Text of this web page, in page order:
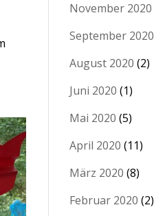
November 2020
September 2020
August 2020 (2)
Juni 2020 (1)
Mai 2020 (5)
April 2020 (11)
März 2020 (8)
Februar 2020 (2)